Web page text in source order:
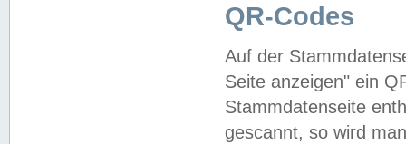
QR-Codes
Auf der
Seite anzeigen" ein
Stammdatenseite
gescannt, so wird